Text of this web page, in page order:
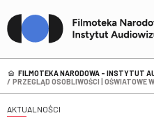
FILMOTEKA NARODOWA – INSTYTUT
PRZEGLĄD OSOBLIWOŚCI | OŚWIATOWE
AKTUALNOŚCI